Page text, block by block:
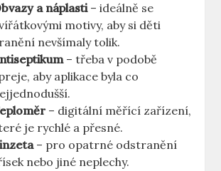
a náplasti– ideálně se
motivy, aby si děti
nevšímaly tolik.
– třeba v podobě
aby aplikace byla co
– digitální měřící zařízení,
je rychlé a přesné.
– pro opatrné odstranění
nebo jiné neplechy.